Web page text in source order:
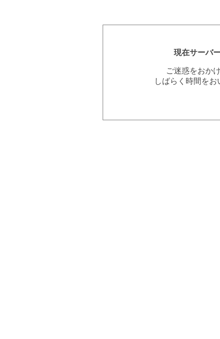
現在サーバ
ご迷惑をおか
しばらく時間を